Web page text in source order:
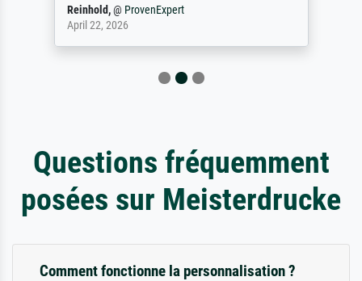
Reinhold,@ ProvenExpert
April 22, 2026
Questions fréquemment
posées sur Meisterdrucke
Comment fonctionne la personnalisation ?